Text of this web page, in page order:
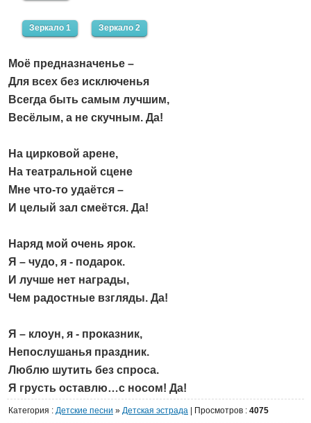
Зеркало 1 Зеркало 2
Моё предназначенье –
Для всех без исключенья
Всегда быть самым лучшим,
Весёлым, а не скучным. Да!
На цирковой арене,
На театральной сцене
Мне что-то удаётся –
И целый зал смеётся. Да!
Наряд мой очень ярок.
Я – чудо, я - подарок.
И лучше нет награды,
Чем радостные взгляды. Да!
Я – клоун, я - проказник,
Непослушанья праздник.
Люблю шутить без спроса.
Я грусть оставлю…с носом! Да!
Категория : Детские песни » Детская эстрада Просмотров : 4075